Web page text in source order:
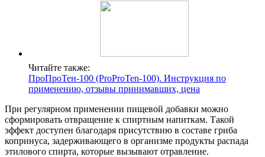
Читайте также:
ПроПроТен-100 (ProProTen-100). Инструкция по
применению, отзывы принимавших, цена
При регулярном применении пищевой добавки можно
сформировать отвращение к спиртным напиткам. Такой
эффект доступен благодаря присутствию в составе гриба
копринуса, задерживающего в организме продукты распада
этилового спирта, которые вызывают отравление.